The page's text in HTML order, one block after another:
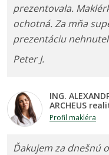
prezentovala.
ochotná. Za mňa
prezentáciu
Peter J.
ING.
ARCHEUS
Profil makléra
Ďakujem za dnešnú